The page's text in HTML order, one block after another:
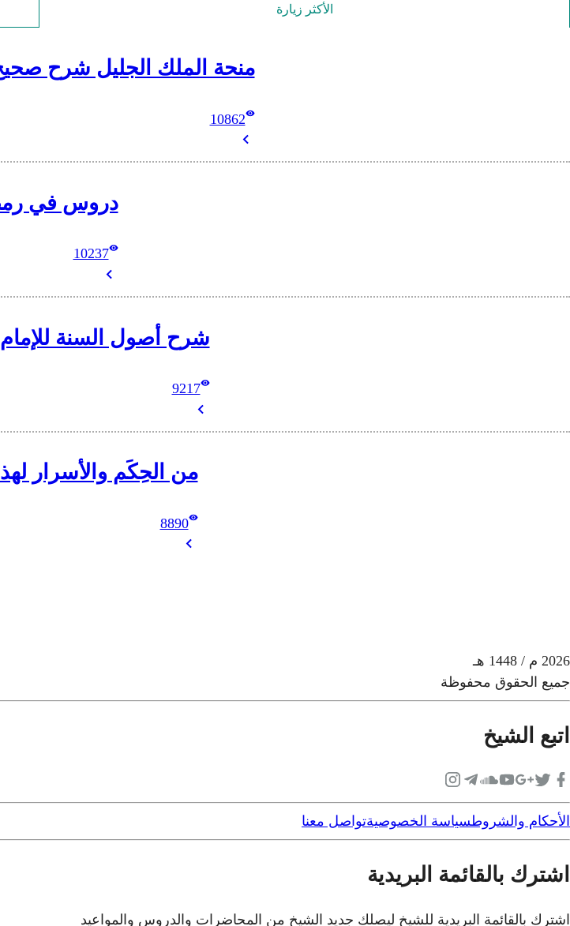
الأكثر زيارة
منحة الملك الجليل شرح
10862
دروس في
10237
شرح أصول السنة
9217
من الحِكَم والأسرار
8890
2026 م / 1448 هـ
جميع الحقوق محفوظة
اتبع الشيخ
الأحكام والشروطسياسة الخصوصيةتواصل معنا
اشترك بالقائمة البريدية
اشترك بالقائمة البريدية للشيخ ليصلك جديد الشيخ من المحاضرات والدروس والمواعيد